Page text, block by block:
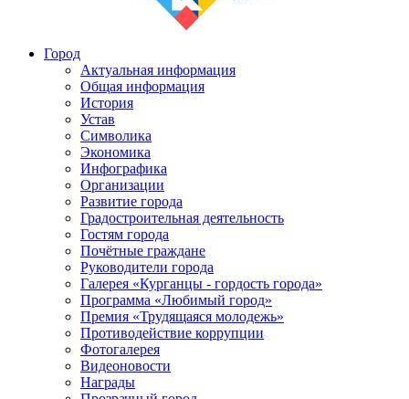
Город
Актуальная информация
Общая информация
История
Устав
Символика
Экономика
Инфографика
Организации
Развитие города
Градостроительная деятельность
Гостям города
Почётные граждане
Руководители города
Галерея «Курганцы - гордость города»
Программа «Любимый город»
Премия «Трудящаяся молодежь»
Противодействие коррупции
Фотогалерея
Видеоновости
Награды